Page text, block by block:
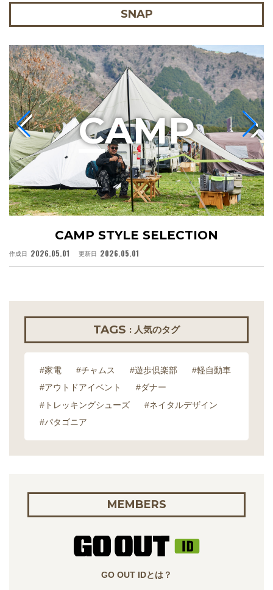
SNAP
CAMP STYLE SELECTION
作成日 2026.05.01 更新日 2026.05.01
CAMP
TAGS : 人気のタグ
#家電 #チャムス #遊歩倶楽部
#軽自動車
#アウトドアイベント
#ダナー
#トレッキングシューズ
#ネイタルデザイン
#パタゴニア
MEMBERS
GO OUT IDとは？